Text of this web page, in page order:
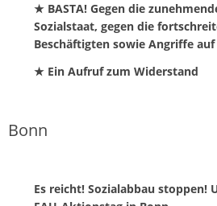
★ BASTA! Gegen die
Sozialstaat, gegen die
Beschäftigten sowie Angriffe
★ Ein Aufruf zum Widerstand
Bonn
Es reicht! Sozialabbau stoppen!